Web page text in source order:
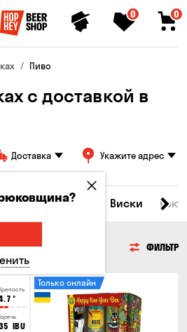
0 0
Пиво
с доставкой в
Доставка Укажите адрес
Сидр Вино Виски
ФИЛЬТР
°
IBU
Только онлайн